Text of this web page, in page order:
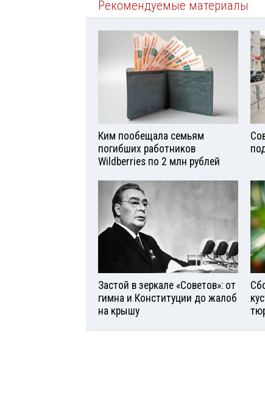
Рекомендуемые материалы
Ким пообещала семьям
погибших работников
Wildberries по 2 млн рублей
Застой в зеркале «Советов»: от
гимна и Конституции до жалоб
на крышу